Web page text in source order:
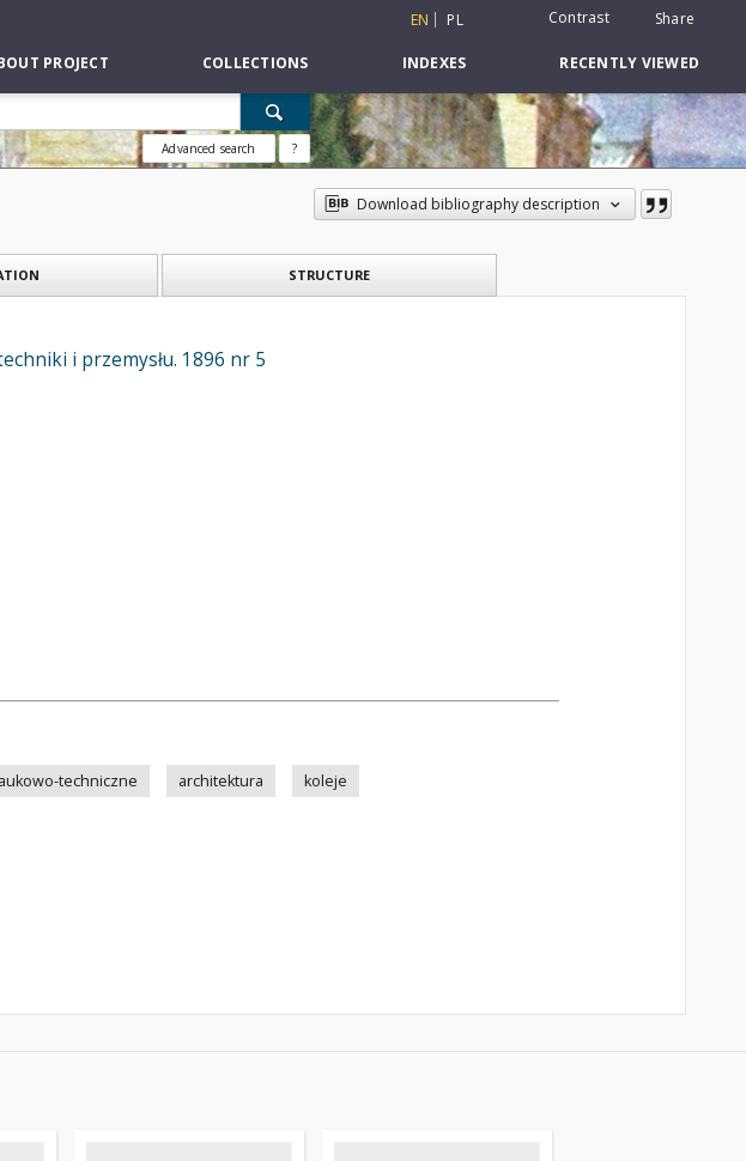
EN PL Contrast Share
PROJECT COLLECTIONS INDEXES RECENTLY VIEWED
Advanced search ?
Download bibliography description
STRUCTURE
i przemysłu. 1896 nr 5
techniczne architektura koleje